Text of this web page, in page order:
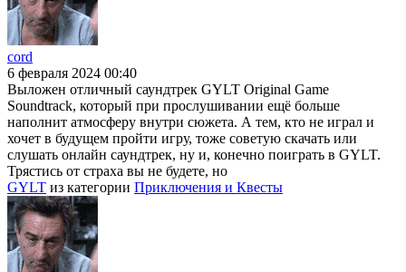
cord
6 февраля 2024 00:40
Выложен отличный саундтрек GYLT Original Game
Soundtrack, который при прослушивании ещё больше
наполнит атмосферу внутри сюжета. А тем, кто не играл и
хочет в будущем пройти игру, тоже советую скачать или
слушать онлайн саундтрек, ну и, конечно поиграть в GYLT.
Трястись от страха вы не будете, но
GYLT из категории Приключения и Квесты